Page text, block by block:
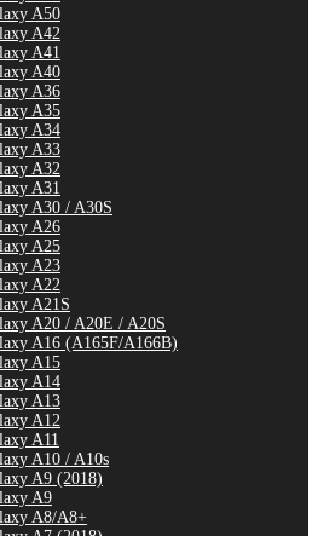
A50
A42
A41
A40
A36
A35
A34
A33
A32
A31
A30 / A30S
A26
A25
A23
A22
A21S
A20 / A20E / A20S
A16 (A165F/A166B)
A15
A14
A13
A12
A11
A10 / A10s
A9 (2018)
A9
A8/A8+